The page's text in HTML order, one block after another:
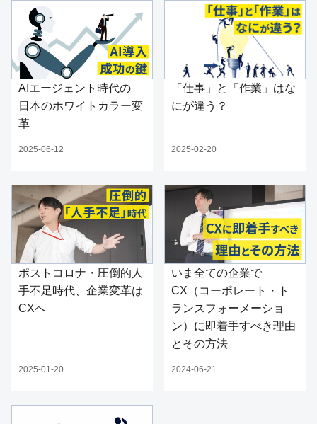
AIエージェント時代の
日本のホワイトカラー変
革
2025-06-12
「仕事」と「作業」はな
にが違う？
2025-02-20
ポストコロナ・圧倒的人
手不足時代、企業変革は
CXへ
2025-01-20
いま全ての企業で
CX（コーポレート・ト
ランスフォーメーショ
ン）に即着手すべき理由
とその方法
2024-06-21